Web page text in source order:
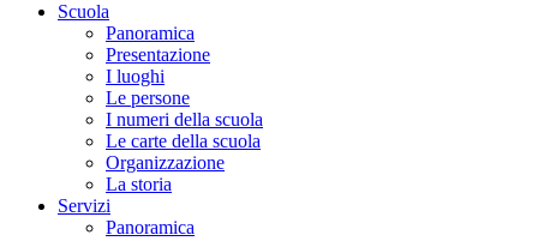
Scuola
Panoramica
Presentazione
I luoghi
Le persone
I numeri della scuola
Le carte della scuola
Organizzazione
La storia
Servizi
Panoramica